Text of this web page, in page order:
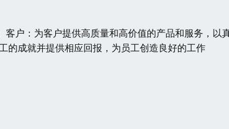
客户：为客户提供高质量和高价值的产品和服务，以
的成就并提供相应回报，为员工创造良好的工作